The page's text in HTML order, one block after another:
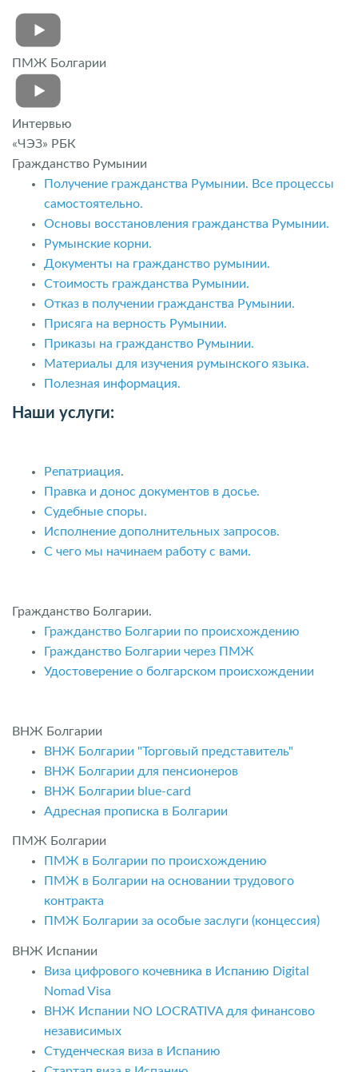
ПМЖ Болгарии
Интервью
«ЧЭЗ» РБК
Гражданство Румынии
Получение гражданства Румынии. Все процессы
самостоятельно.
Основы восстановления гражданства Румынии.
Румынские корни.
Документы на гражданство румынии.
Стоимость гражданства Румынии.
Отказ в получении гражданства Румынии.
Присяга на верность Румынии.
Приказы на гражданство Румынии.
Материалы для изучения румынского языка.
Полезная информация.
Наши услуги:
Репатриация.
Правка и донос документов в досье.
Судебные споры.
Исполнение дополнительных запросов.
С чего мы начинаем работу с вами.
Гражданство Болгарии.
Гражданство Болгарии по происхождению
Гражданство Болгарии через ПМЖ
Удостоверение о болгарском происхождении
ВНЖ Болгарии
ВНЖ Болгарии "Торговый представитель"
ВНЖ Болгарии для пенсионеров
ВНЖ Болгарии blue-card
Адресная прописка в Болгарии
ПМЖ Болгарии
ПМЖ в Болгарии по происхождению
ПМЖ в Болгарии на основании трудового
контракта
ПМЖ Болгарии за особые заслуги (концессия)
ВНЖ Испании
Виза цифрового кочевника в Испанию Digital
Nomad Visa
ВНЖ Испании NO LOCRATIVA для финансово
независимых
Студенческая виза в Испанию